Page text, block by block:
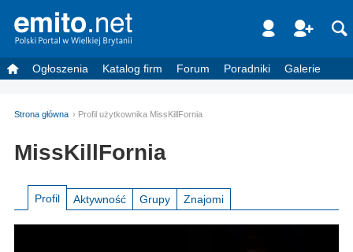
Ogłoszenia Katalog firm Forum Poradniki Galerie
Strona główna Profil użytkownika MissKillFornia
MissKillFornia
Profil Aktywność Grupy Znajomi